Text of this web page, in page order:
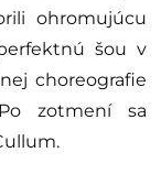
ohromujúcu
šou v
choreografie
zotmení sa